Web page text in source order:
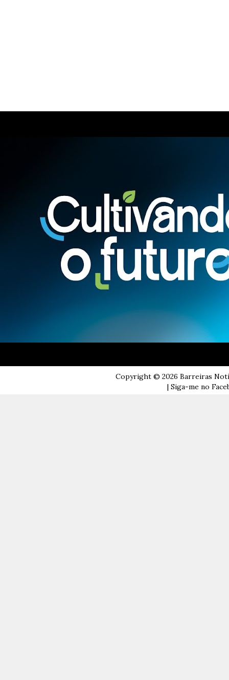
Copyright © 2026 Barreiras
| Siga-me no